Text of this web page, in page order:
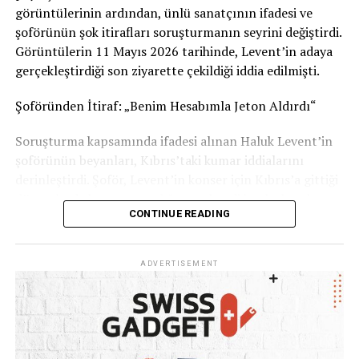
Sizce bu uygulama tüm İsviçre’de uygulanmalı mı?
Görüşlerinizi yorumlarda paylaşabilirsiniz.
Kaynak: İsviçre Devlet Televizyonu RSI
görüntülerinin ardından, ünlü sanatçının ifadesi ve
şoförünün şok itirafları soruşturmanın seyrini değiştirdi.
Görüntülerin 11 Mayıs 2026 tarihinde, Levent’in adaya
gerçekleştirdiği son ziyarette çekildiği iddia edilmişti.
Şoföründen İtiraf: „Benim Hesabımla Jeton Aldırdı“
Soruşturma kapsamında ifadesi alınan Haluk Levent’in
şoförünün beyanları, Kıbrıs’taki kumar iddialarını
dönemlerde kumar oynadığını ve kendi banka hesabını
kullanarak ünlü sanatçıya 1 ila 2 milyon TL civarında
şüphelenmesine rağmen işini kaybetme korkusuyla ses
çıkaramadığını belirten şoför, tüm WhatsApp
yazışmalarını delil olarak sakladığını ifade etti.
Haluk Levent: „Kötü Bir Zaafım Var, Ama Ahbap
Parasına Dokunmadım“
CONTINUE READING
ADVERTISEMENT